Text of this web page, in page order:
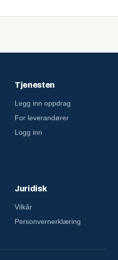
Tjenesten
Legg inn oppdrag
For leverandører
Logg inn
Juridisk
Vilkår
Personvernerklæring